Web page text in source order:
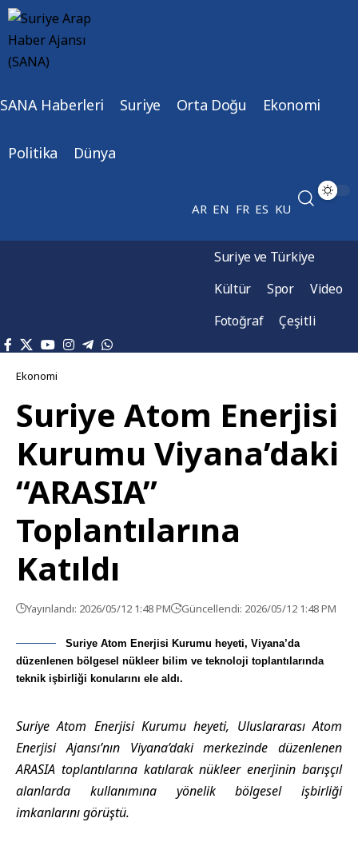
SANA Haberleri Suriye Orta Doğu Ekonomi
Politika Dünya
AR EN FR ES KU
Suriye ve Türkiye
Kültür
Spor
Video
Fotoğraf
Çeşitli
Ekonomi
Suriye Atom Enerjisi
Kurumu Viyana’daki
“ARASIA”
Toplantılarına
Katıldı
Yayınlandı: 2026/05/12 1:48 PM Güncellendi: 2026/05/12 1:48 PM
Suriye Atom Enerjisi Kurumu heyeti, Viyana’da
düzenlenen bölgesel nükleer bilim ve teknoloji toplantılarında
teknik işbirliği konularını ele aldı.
Suriye Atom Enerjisi Kurumu heyeti, Uluslararası Atom
Enerjisi Ajansı’nın Viyana’daki merkezinde düzenlenen
ARASIA toplantılarına katılarak nükleer enerjinin barışçıl
alanlarda kullanımına yönelik bölgesel işbirliği
imkanlarını görüştü.